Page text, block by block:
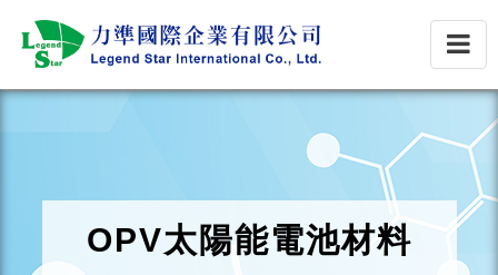
OPV太陽能電池材料